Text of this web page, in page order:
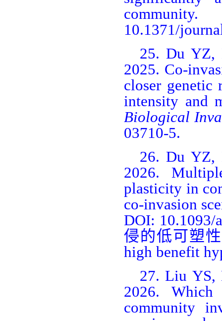
10.1371/
25. Du
2025. Co-
closer genetic
intensity and
Biological
03710-5.
26. Du
2026.
plasticity in
co-invasion
DOI: 10.1093/
侵的低可塑性
high benefit
27. Liu YS,
2026.
community